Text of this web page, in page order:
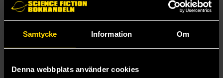
Samtycke Information Om
Denna webbplats använder cookies
Critical Role: The Armory of Heroes
Martin Cahill